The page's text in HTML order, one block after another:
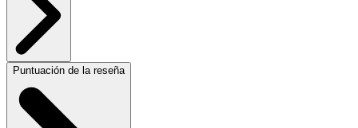
Puntuación de la reseña